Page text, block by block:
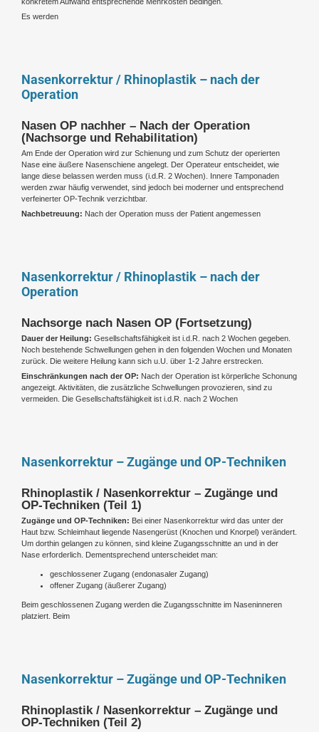
Es werden
Nasenkorrektur / Rhinoplastik – nach der
Operation
Nasen OP nachher – Nach der Operation
(Nachsorge und Rehabilitation)
Am Ende der Operation wird zur Schienung und zum Schutz der operierten
Nase eine äußere Nasenschiene angelegt. Der Operateur entscheidet, wie
lange diese belassen werden muss (i.d.R. 2 Wochen). Innere Tamponaden
werden zwar häufig verwendet, sind jedoch bei moderner und entsprechend
verfeinerter OP-Technik verzichtbar.
Nachbetreuung: Nach der Operation muss der Patient angemessen
Nasenkorrektur / Rhinoplastik – nach der
Operation
Nachsorge nach Nasen OP (Fortsetzung)
Dauer der Heilung: Gesellschaftsfähigkeit ist i.d.R. nach 2 Wochen gegeben.
Noch bestehende Schwellungen gehen in den folgenden Wochen und Monaten
zurück. Die weitere Heilung kann sich u.U. über 1-2 Jahre erstrecken.
Einschränkungen nach der OP: Nach der Operation ist körperliche Schonung
angezeigt. Aktivitäten, die zusätzliche Schwellungen provozieren, sind zu
vermeiden. Die Gesellschaftsfähigkeit ist i.d.R. nach 2 Wochen
Nasenkorrektur – Zugänge und OP-Techniken
Rhinoplastik / Nasenkorrektur – Zugänge und
OP-Techniken (Teil 1)
Zugänge und OP-Techniken: Bei einer Nasenkorrektur wird das unter der
Haut bzw. Schleimhaut liegende Nasengerüst (Knochen und Knorpel) verändert.
Um dorthin gelangen zu können, sind kleine Zugangsschnitte an und in der
Nase erforderlich. Dementsprechend unterscheidet man:
geschlossener Zugang (endonasaler Zugang)
offener Zugang (äußerer Zugang)
Beim geschlossenen Zugang werden die Zugangsschnitte im Naseninneren
platziert. Beim
Nasenkorrektur – Zugänge und OP-Techniken
Rhinoplastik / Nasenkorrektur – Zugänge und
OP-Techniken (Teil 2)